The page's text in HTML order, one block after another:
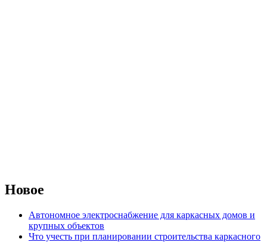
Новое
Автономное электроснабжение для каркасных домов и
крупных объектов
Что учесть при планировании строительства каркасного